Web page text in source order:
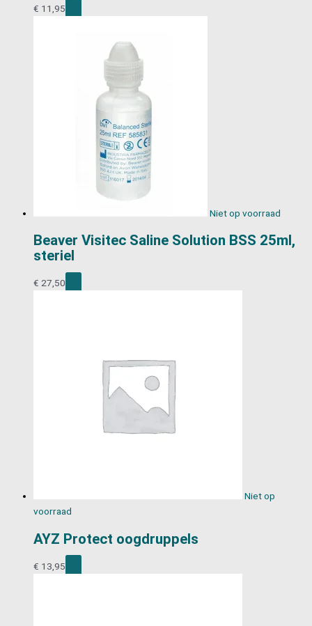
€ 11,95
Niet op voorraad
Beaver Visitec Saline Solution BSS 25ml,
steriel
€ 27,50
Niet op
voorraad
AYZ Protect oogdruppels
€ 13,95